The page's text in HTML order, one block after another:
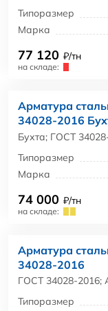
Типоразмер
Марка
77 120 ₽/тн
на складе:
Арматура
34028-2016
Бухта; ГОСТ
Типоразмер
Марка
74 000 ₽/тн
на складе:
Арматура
34028-2016
ГОСТ 34028-2016;
Типоразмер